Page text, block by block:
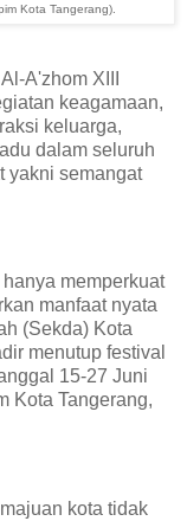
Kota Tangerang).
A'zhom XIII
keagamaan,
keluarga,
dalam seluruh
yakni semangat
memperkuat
manfaat nyata
(Sekda) Kota
menutup festival
15-27 Juni
Kota Tangerang,
kota tidak